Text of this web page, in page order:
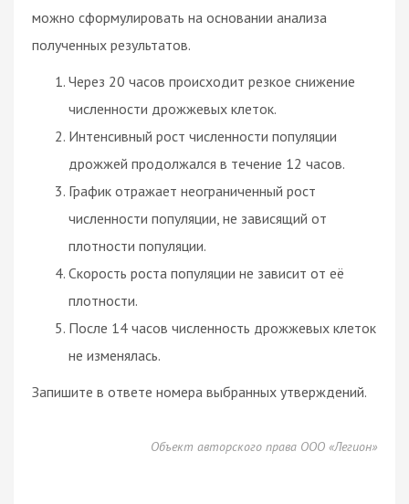
можно сформулировать на основании анализа
полученных результатов.
Через 20 часов происходит резкое снижение
численности дрожжевых клеток.
Интенсивный рост численности популяции
дрожжей продолжался в течение 12 часов.
График отражает неограниченный рост
численности популяции, не зависящий от
плотности популяции.
Скорость роста популяции не зависит от её
плотности.
После 14 часов численность дрожжевых клеток
не изменялась.
Запишите в ответе номера выбранных утверждений.
Объект авторского права ООО «Легион»